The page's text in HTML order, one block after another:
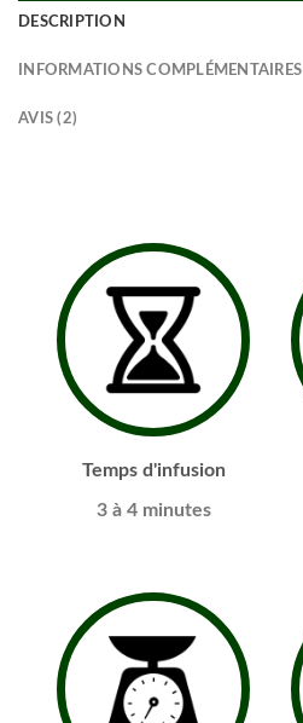
DESCRIPTION
INFORMATIONS COMPLÉMENTAIRES
AVIS (2)
Temps d'infusion
3 à 4 minutes